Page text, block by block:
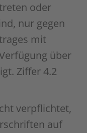
oder
nur gegen
mit
über
Ziffer 4.2
verpflichtet,
auf